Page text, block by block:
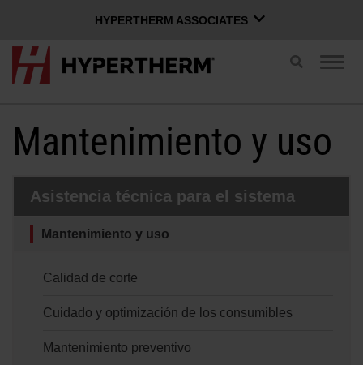
HYPERTHERM ASSOCIATES
HYPERTHERM ASSOCIATES
Grupo de Software
Cambiar
ESPAÑOL
Iniciar sesión en Xnet
Productos
Mantenimiento y uso
Asistencia técnica para el sistema
Mantenimiento y uso
Calidad de corte
Cuidado y optimización de los consumibles
Mantenimiento preventivo